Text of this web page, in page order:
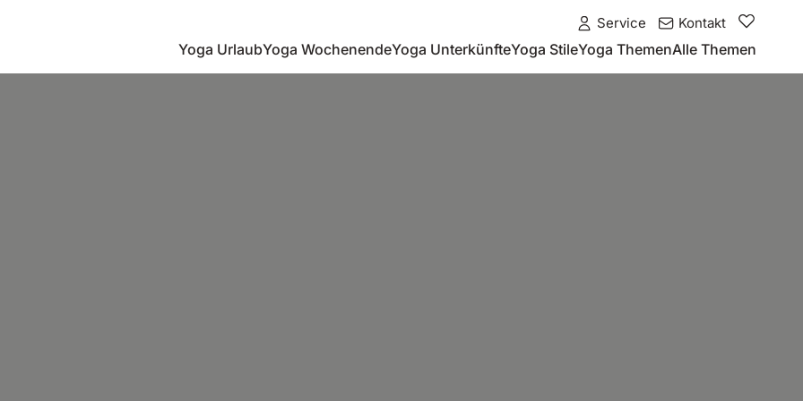
Service Kontakt
Yoga UrlaubYoga WochenendeYoga UnterkünfteYoga StileYoga ThemenAlle Themen